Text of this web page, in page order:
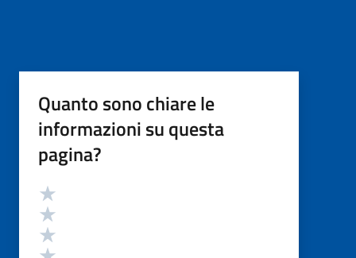
Quanto sono chiare le
informazioni su questa
pagina?
Valutazione